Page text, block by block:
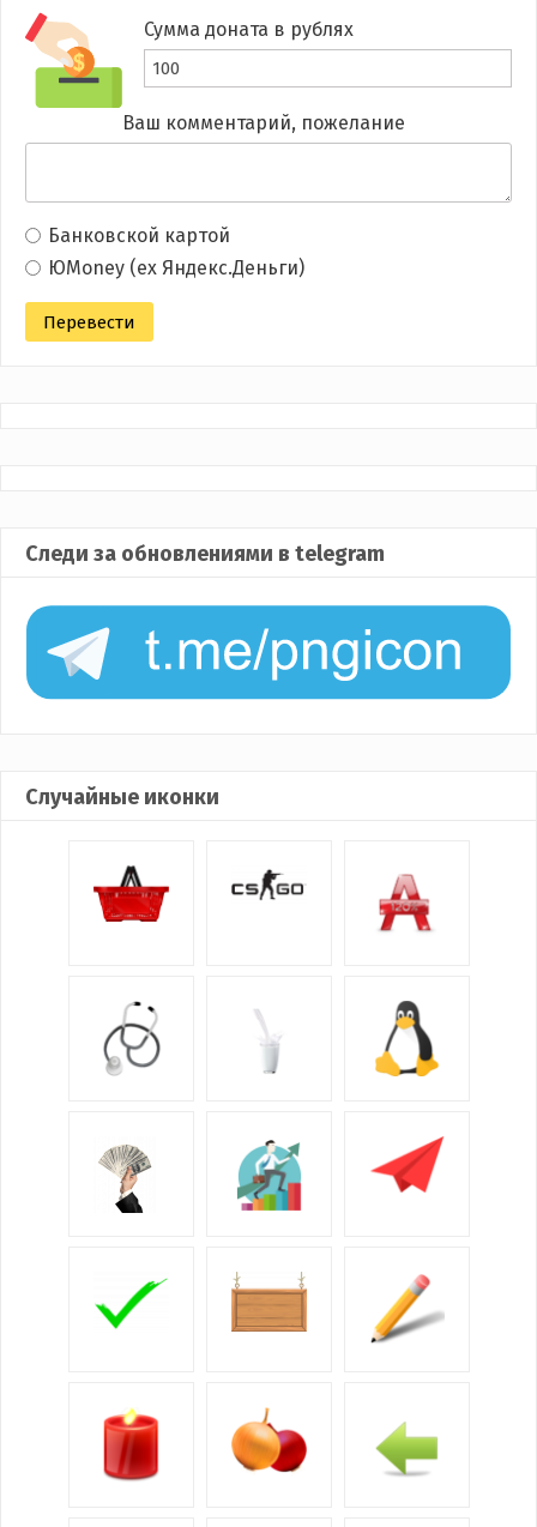
Сумма доната в рублях
Ваш комментарий, пожелание
Банковской картой
ЮMoney (ex Яндекс.Деньги)
Следи за обновлениями в telegram
Случайные иконки